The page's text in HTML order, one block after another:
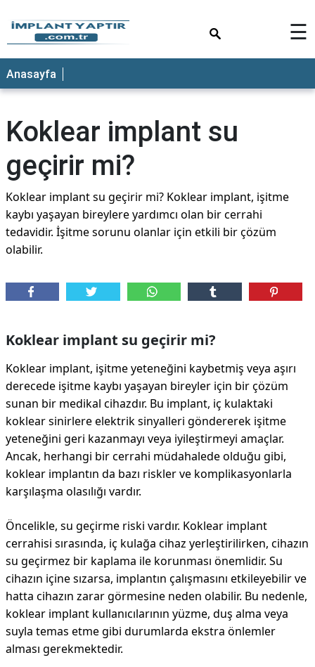
☰
Anasayfa
Koklear implant su
geçirir mi?
Koklear implant su geçirir mi? Koklear implant, işitme
kaybı yaşayan bireylere yardımcı olan bir cerrahi
tedavidir. İşitme sorunu olanlar için etkili bir çözüm
olabilir.
Koklear implant su geçirir mi?
Koklear implant, işitme yeteneğini kaybetmiş veya aşırı
derecede işitme kaybı yaşayan bireyler için bir çözüm
sunan bir medikal cihazdır. Bu implant, iç kulaktaki
koklear sinirlere elektrik sinyalleri göndererek işitme
yeteneğini geri kazanmayı veya iyileştirmeyi amaçlar.
Ancak, herhangi bir cerrahi müdahalede olduğu gibi,
koklear implantın da bazı riskler ve komplikasyonlarla
karşılaşma olasılığı vardır.
Öncelikle, su geçirme riski vardır. Koklear implant
cerrahisi sırasında, iç kulağa cihaz yerleştirilirken, cihazın
su geçirmez bir kaplama ile korunması önemlidir. Su
cihazın içine sızarsa, implantın çalışmasını etkileyebilir ve
hatta cihazın zarar görmesine neden olabilir. Bu nedenle,
koklear implant kullanıcılarının yüzme, duş alma veya
suyla temas etme gibi durumlarda ekstra önlemler
alması gerekmektedir.